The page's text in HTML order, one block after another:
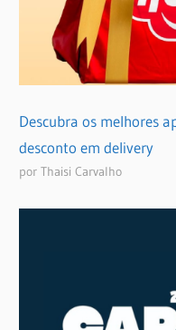
Descubra os melhores
desconto em delivery
por Thaisi Carvalho